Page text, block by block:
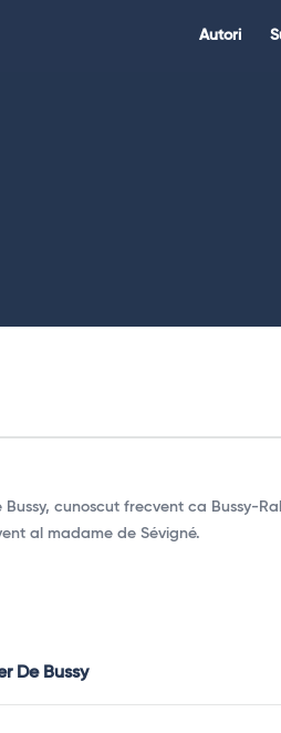
Autori
cunoscut frecvent ca Bussy-
al madame de Sévigné.
De Bussy